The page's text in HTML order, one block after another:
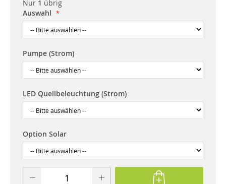
Nur 1 übrig
Auswahl
Pumpe (Strom)
LED Quellbeleuchtung (Strom)
Option Solar